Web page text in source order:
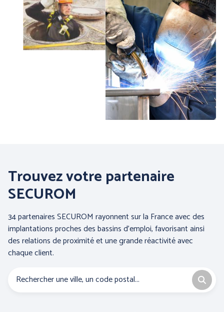
Par marque :
(Roan'Panchos)
Trouvez votre partenaire
SECUROM
34 partenaires SECUROM rayonnent sur la France avec des
implantations proches des bassins d’emploi, favorisant ainsi
des relations de proximité et une grande réactivité avec
chaque client.